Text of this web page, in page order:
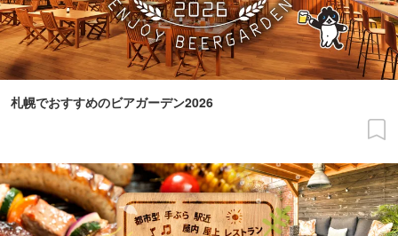
札幌でおすすめのビアガーデン2026